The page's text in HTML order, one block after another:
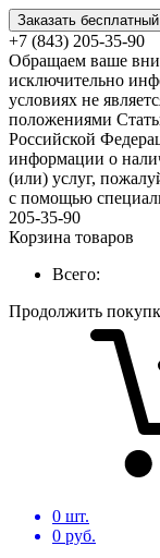
Заказать
+7 (843) 205-35-90
Обращаем ваше
исключительно
условиях не
положениями
Российской
информации о
(или) услуг,
с помощью
205-35-90
Корзина товаров
Всего:
Продолжить
0 шт.
0 руб.